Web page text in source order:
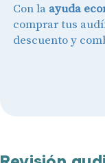
Con la ayuda
comprar tus
descuento y